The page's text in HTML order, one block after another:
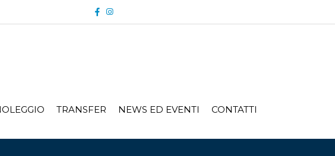
TRANSFER NEWS ED EVENTI CONTATTI